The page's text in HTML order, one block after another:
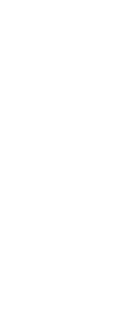
Fenster)
barrierefrei)